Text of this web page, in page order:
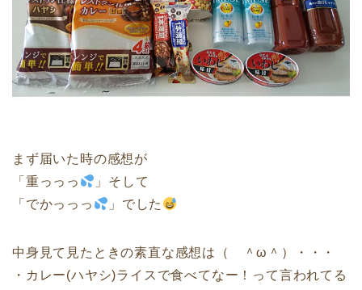
まず届いた時の感想が
「重っっっ
」そして
「でかっっっ
」でした
中身見て見たときの素直な感想は（ ＾ω＾）・・・
・カレー(ハヤシ)ライスで食べてなー！って言われてる